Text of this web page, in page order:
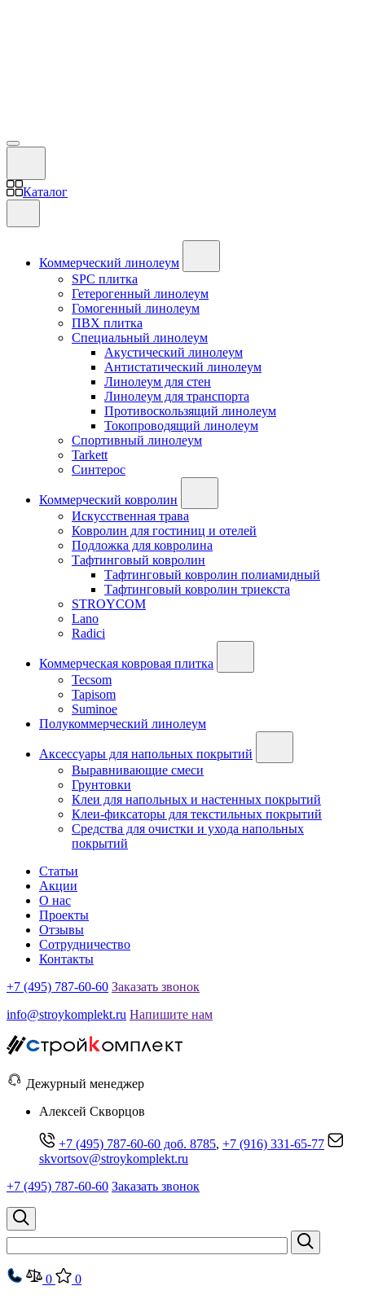
Каталог
Коммерческий линолеум
SPC плитка
Гетерогенный линолеум
Гомогенный линолеум
ПВХ плитка
Специальный линолеум
Акустический линолеум
Антистатический линолеум
Линолеум для стен
Линолеум для транспорта
Противоскользящий линолеум
Токопроводящий линолеум
Спортивный линолеум
Tarkett
Синтерос
Коммерческий ковролин
Искусственная трава
Ковролин для гостиниц и отелей
Подложка для ковролина
Тафтинговый ковролин
Тафтинговый ковролин полиамидный
Тафтинговый ковролин триекста
STROYCOM
Lano
Radici
Коммерческая ковровая плитка
Tecsom
Tapisom
Suminoe
Полукоммерческий линолеум
Аксессуары для напольных покрытий
Выравнивающие смеси
Грунтовки
Клеи для напольных и настенных покрытий
Клеи-фиксаторы для текстильных покрытий
Средства для очистки и ухода напольных
покрытий
Статьи
Акции
О нас
Проекты
Отзывы
Сотрудничество
Контакты
+7 (495) 787-60-60 Заказать звонок
info@stroykomplekt.ru Напишите нам
Дежурный менеджер
Алексей Скворцов
+7 (495) 787-60-60 доб. 8785, +7 (916) 331-65-77
skvortsov@stroykomplekt.ru
+7 (495) 787-60-60 Заказать звонок
0
0